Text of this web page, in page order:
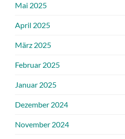
Mai 2025
April 2025
März 2025
Februar 2025
Januar 2025
Dezember 2024
November 2024